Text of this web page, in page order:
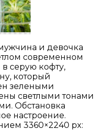
и девочка
современном
серую кофту,
который
зелеными
светлыми тонами
Обстановка
настроение.
3360×2240 px: